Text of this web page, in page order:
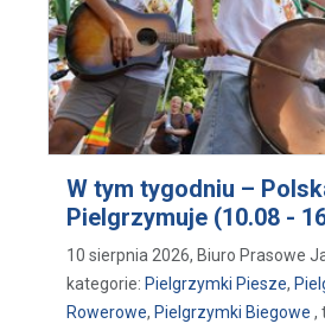
W tym tygodniu –
Pielgrzymuje (10.08 -
10 sierpnia 2026, Biuro Prasowe
kategorie: Pielgrzymki Piesze,
Rowerowe, Pielgrzymki Biegowe ,